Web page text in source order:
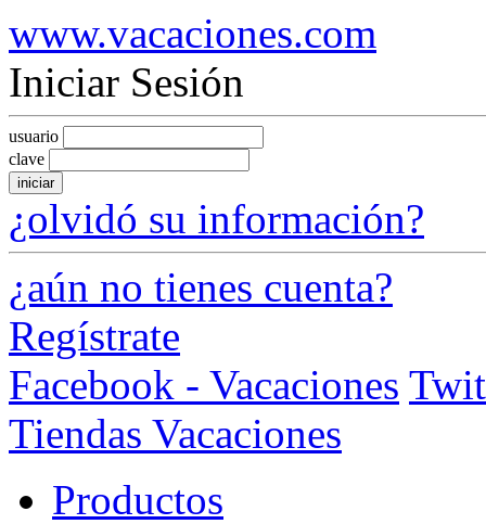
www.vacaciones.com
Iniciar Sesión
usuario
clave
iniciar
¿olvidó su información?
¿aún no tienes cuenta?
Regístrate
Facebook - Vacaciones
Tiendas Vacaciones
Productos